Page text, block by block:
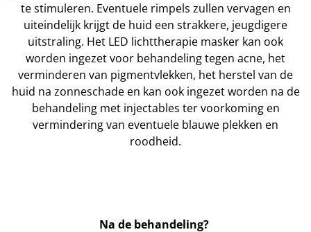
te stimuleren. Eventuele rimpels zullen vervagen en
uiteindelijk krijgt de huid een strakkere, jeugdigere
uitstraling. Het LED lichttherapie masker kan ook
worden ingezet voor behandeling tegen acne, het
verminderen van pigmentvlekken, het herstel van de
huid na zonneschade en kan ook ingezet worden na de
behandeling met injectables ter voorkoming en
vermindering van eventuele blauwe plekken en
roodheid.
Na de behandeling?